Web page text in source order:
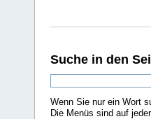
Suche in den
Wenn Sie nur ein Wort
Die Menüs sind auf